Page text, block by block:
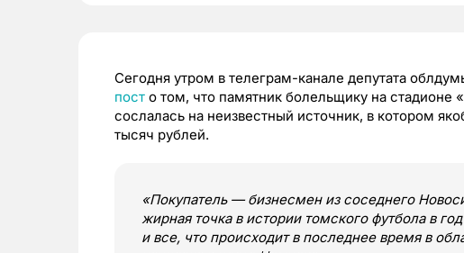
Сегодня утром в телеграм-канале депутата
пост о том, что памятник болельщику на стадионе
сослалась на неизвестный источник, в котором
тысяч рублей.
«Покупатель — бизнесмен из соседнего
жирная точка в истории томского футбола в
и все, что происходит в последнее время в